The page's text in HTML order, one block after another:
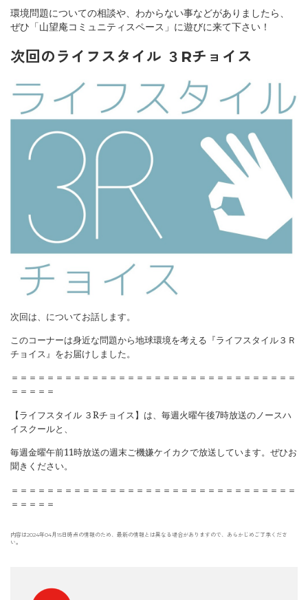
環境問題についての相談や、わからない事などがありましたら、
ぜひ「山望庵コミュニティスペース」に遊びに来て下さい！
次回のライフスタイル ３Rチョイス
次回は、についてお話します。
このコーナーは身近な問題から地球環境を考える『ライフスタイル３Ｒ
チョイス』をお届けしました。
＝＝＝＝＝＝＝＝＝＝＝＝＝＝＝＝＝＝＝＝＝＝＝＝＝＝＝＝＝＝＝＝
＝＝＝＝＝
【ライフスタイル ３Rチョイス】は、毎週火曜午後7時放送のノースハ
イスクールと、
毎週金曜午前11時放送の週末ご機嫌ケイカクで放送しています。ぜひお
聞きください。
＝＝＝＝＝＝＝＝＝＝＝＝＝＝＝＝＝＝＝＝＝＝＝＝＝＝＝＝＝＝＝＝
＝＝＝＝＝
内容は2024年04月15日時点の情報のため、最新の情報とは異なる場合がありますので、あらかじめご了承くださ
い。